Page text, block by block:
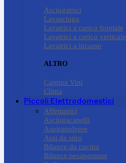
Asciugatrici
Lavasciuga
Lavatrici a carico frontale
Lavatrici a carico verticale
Lavatrici a incasso
ALTRO
Cantina Vini
Clima
Piccoli Elettrodomestici
Affettatrici
Asciugacapelli
Aspirapolvere
Assi da stiro
Bilance da cucina
Bilance pesapersone